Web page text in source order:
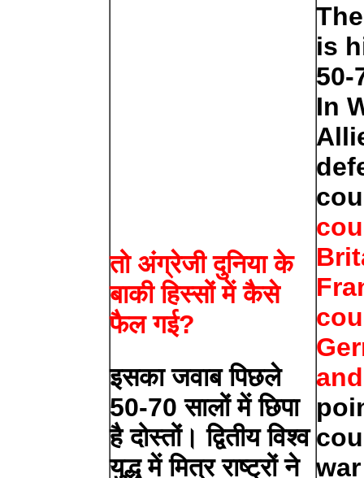
तो अंग्रेजी दुनिया के
बाकी हिस्सों में कैसे
फैल गई?
इसका जवाब पिछले
50-70 सालों में छिपा
है दोस्तों। द्वितीय विश्व
युद्ध में मित्र राष्ट्रों ने
is
50-
In